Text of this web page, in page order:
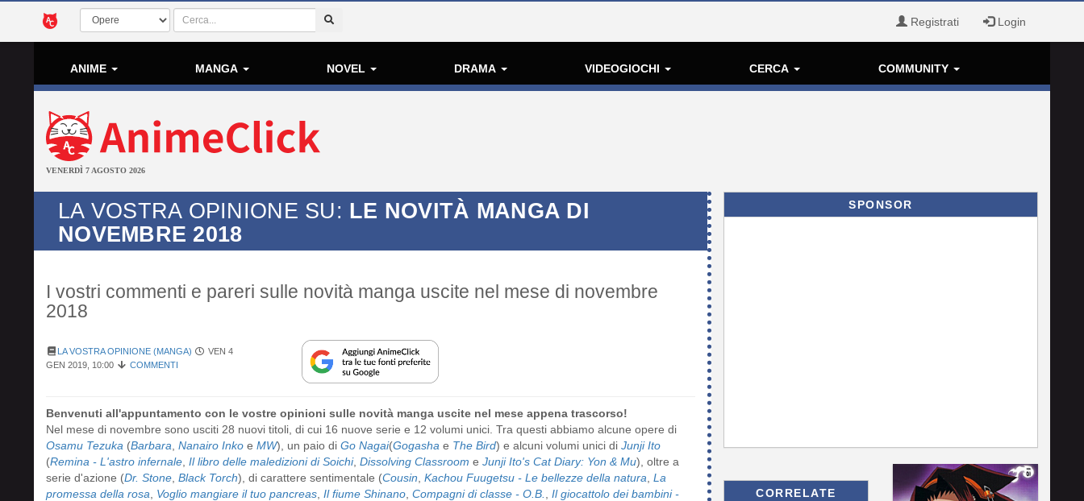
Registrati Login
ANIME MANGA NOVEL DRAMA VIDEOGIOCHI CERCA COMMUNITY
VENERDÌ 7 AGOSTO 2026
LA VOSTRA OPINIONE SU: LE NOVITÀ MANGA DI
NOVEMBRE 2018
I vostri commenti e pareri sulle novità manga uscite nel mese di novembre
2018
LA VOSTRA OPINIONE (MANGA)
VEN 4
GEN 2019, 10:00
COMMENTI
Benvenuti all'appuntamento con le vostre opinioni sulle novità manga uscite nel mese appena trascorso!
Nel mese di novembre sono usciti 28 nuovi titoli, di cui 16 nuove serie e 12 volumi unici. Tra questi abbiamo alcune opere di
Osamu Tezuka (Barbara Nanairo Inko e MW), un paio di Go Nagai(Gogasha e The Bird) e alcuni volumi unici di Junji Ito
(Remina - L'astro infernale Il libro delle maledizioni di Soichi, Dissolving Classroom e Junji Ito's Cat Diary: Yon & Mu), oltre a
serie d'azione (Dr. Stone Black Torch), di carattere sentimentale (Cousin Kachou Fuugetsu - Le bellezze della natura La
promessa della rosa
Voglio mangiare il tuo pancreas Il fiume Shinano Compagni di classe - O.B.
Il giocattolo dei bambini -
SPONSOR
CORRELATE